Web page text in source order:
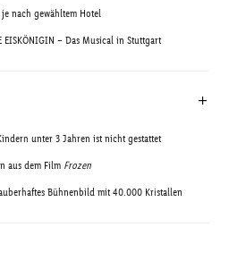
nach gewähltem Hotel
EISKÖNIGIN – Das Musical in Stuttgart
unter 3 Jahren ist nicht gestattet
aus dem Film Frozen
Bühnenbild mit 40.000 Kristallen